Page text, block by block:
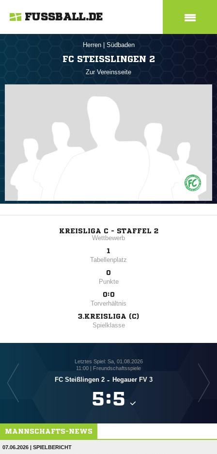
FUSSBALL.DE
Herren Südbaden
FC STEISSLINGEN 2
Zur Vereinsseite
KREISLIGA C - STAFFEL 2
Wettbewerb
1
Tabellenplatz
0
Punkte
0:0
Torverhältnis
3.KREISLIGA (C)
Spielklasse
Letztes Spiel: Sa, 01.08.2026
11:00 | Freundschaftsspiele
FC Steißlingen 2 - Hegauer FV 3
:
MANNSCHAFTS-NEWS
07.06.2026 | SPIELBERICHT